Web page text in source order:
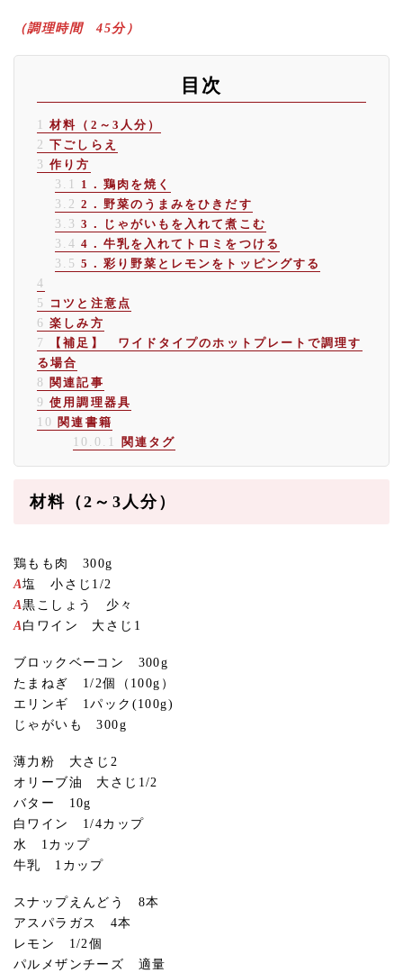
（調理時間 45分）
目次
1
材料（2～3人分）
2 下ごしらえ
3 作り方
3.1
1．鶏肉を焼く
3.2 2．野菜のうまみをひきだす
3.3 3．じゃがいもを入れて煮こむ
3.4 4．牛乳を入れてトロミをつける
3.5 5．彩り野菜とレモンをトッピングする
4
5
コツと注意点
6 楽しみ方
7
【補足】 ワイドタイプのホットプレートで調理す
る場合
8
関連記事
9 使用調理器具
10
関連書籍
10.0.1
関連タグ
材料（2～3人分）
鶏もも肉 300g
A塩 小さじ1/2
A黒こしょう 少々
A 白ワイン 大さじ1
ブロックベーコン 300g
たまねぎ 1/2個（100g）
エリンギ 1パック(100g)
じゃがいも 300g
薄力粉 大さじ2
オリーブ油 大さじ1/2
バター 10g
白ワイン 1/4カップ
水 1カップ
牛乳 1カップ
スナップえんどう 8本
アスパラガス 4本
レモン 1/2個
パルメザンチーズ 適量